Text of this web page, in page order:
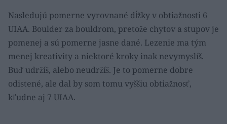
Nasledujú pomerne vyrovnané dĺžky v obtiažnosti 6
UIAA. Boulder za bouldrom, pretože chytov a stupov je
pomenej a sú pomerne jasne dané. Lezenie ma tým
menej kreativity a niektoré kroky inak nevymyslíš.
Buď udržíš, alebo neudržíš. Je to pomerne dobre
odistené, ale dal by som tomu vyššiu obtiažnosť,
kľudne aj 7 UIAA.